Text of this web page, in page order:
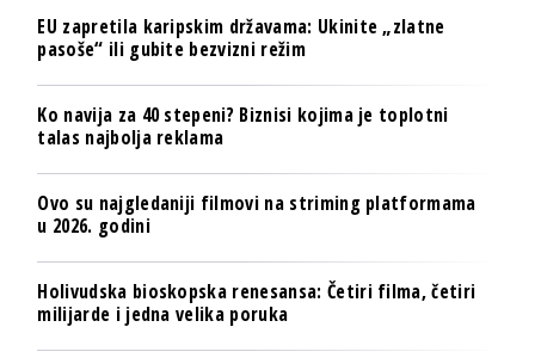
EU zapretila karipskim državama: Ukinite „zlatne
pasoše“ ili gubite bezvizni režim
Ko navija za 40 stepeni? Biznisi kojima je toplotni
talas najbolja reklama
Ovo su najgledaniji filmovi na striming platformama
u 2026. godini
Holivudska bioskopska renesansa: Četiri filma, četiri
milijarde i jedna velika poruka